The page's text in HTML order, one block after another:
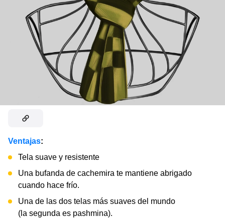
Ventajas:
Tela suave y resistente
Una bufanda de cachemira te mantiene abrigado
cuando hace frío.
Una de las dos telas más suaves del mundo
(la segunda es pashmina).